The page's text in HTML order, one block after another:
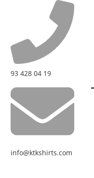
93 428 04 19
info@ktkshirts.com